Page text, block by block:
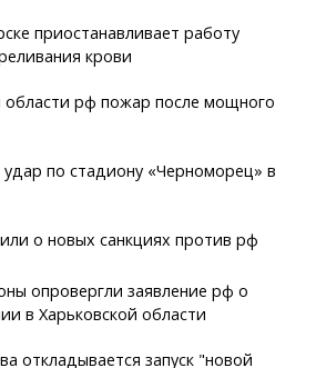
приостанавливает работу
крови
области рф пожар после мощного
удар по стадиону «Черноморец» в
о новых санкциях против рф
опровергли заявление рф о
в Харьковской области
откладывается запуск "новой